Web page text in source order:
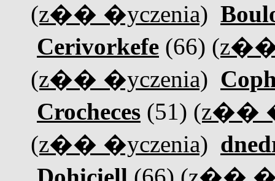
(z�� �yczenia)
Cerivorkefe (66) (z��
(z�� �yczenia)
Crocheces (51) (z��
(z�� �yczenia)